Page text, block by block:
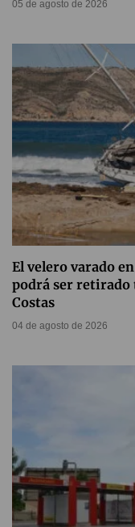
05 de agosto de 2026
El velero varado
podrá ser
Costas
04 de agosto de 2026